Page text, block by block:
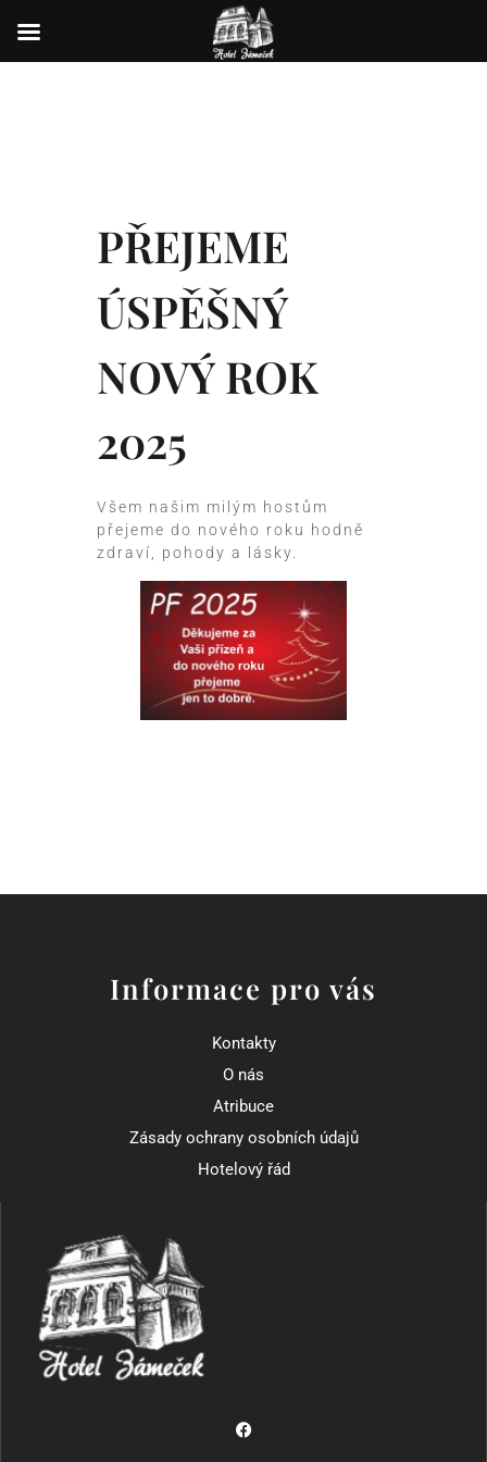
PŘEJEME
ÚSPĚŠNÝ
NOVÝ ROK
2025
Všem našim milým hostům
přejeme do nového roku hodně
zdraví, pohody a lásky.
Informace pro vás
Kontakty
O nás
Atribuce
Zásady ochrany osobních údajů
Hotelový řád